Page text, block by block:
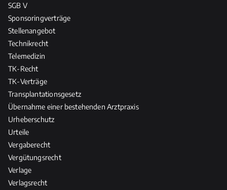
SGB V
Sponsoringverträge
Stellenangebot
Technikrecht
Telemedizin
TK-Recht
TK-Verträge
Transplantationsgesetz
Übernahme einer bestehenden Arztpraxis
Urheberschutz
Urteile
Vergaberecht
Vergütungsrecht
Verlage
Verlagsrecht